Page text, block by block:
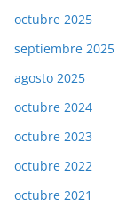
octubre 2025
septiembre 2025
agosto 2025
octubre 2024
octubre 2023
octubre 2022
octubre 2021